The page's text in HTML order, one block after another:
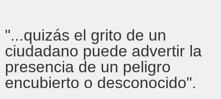
"...quizás el grito de un
ciudadano puede advertir la
presencia de un peligro
encubierto o desconocido".